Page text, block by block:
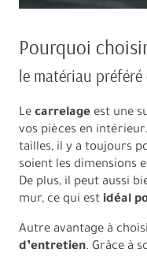
Pourquoi
le matériau préféré
Le carrelage est une
vos pièces en
tailles, il y a toujours
soient les dimensions
De plus, il peut aussi
mur, ce qui est idéal
Autre avantage à
d’entretien. Grâce à